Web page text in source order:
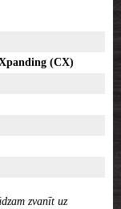
(CX)
zvanīt uz